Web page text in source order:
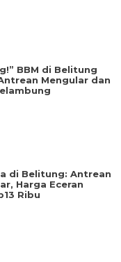
BBM di Belitung
Mengular dan
di Belitung: Antrean
Harga Eceran
Ribu